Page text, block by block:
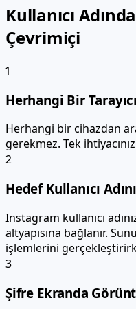
Kullanıcı
Çevrimiçi
1
Herhangi Bir
Herhangi bir cihazdan
gerekmez. Tek ihtiyacınız
2
Hedef Kullanıcı
Instagram kullanıcı
altyapısına bağlanır.
işlemlerini
3
Şifre Ekranda